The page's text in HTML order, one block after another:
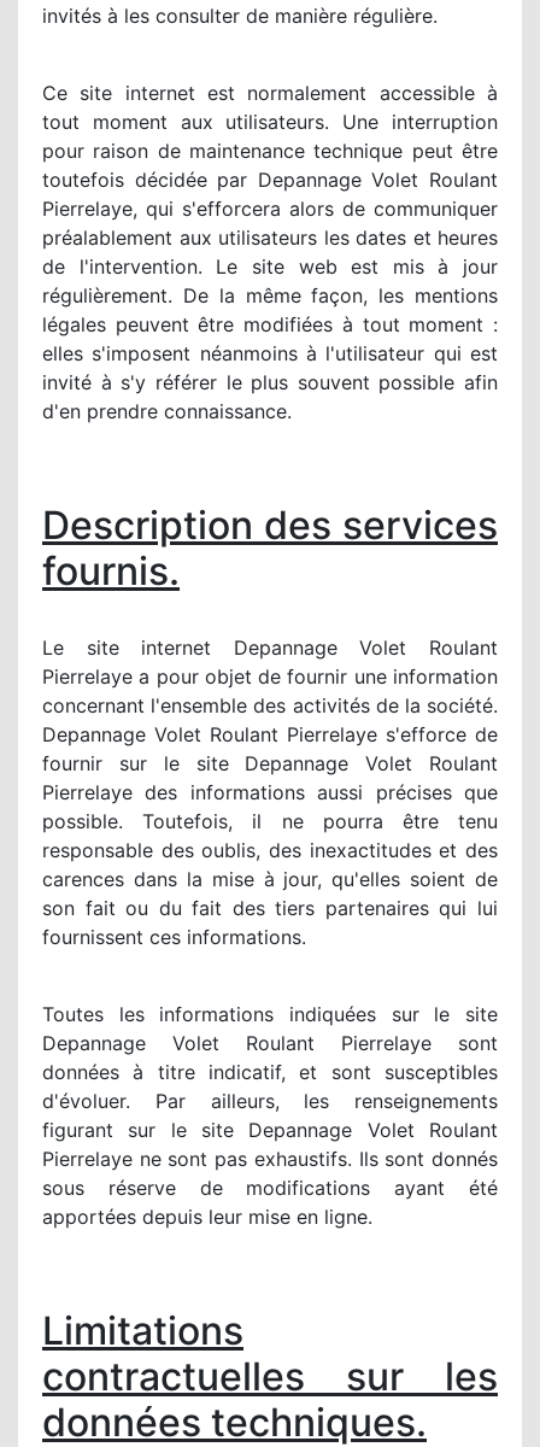
invités à les consulter de manière régulière.
Ce site internet est normalement accessible à
tout moment aux utilisateurs. Une interruption
pour raison de maintenance technique peut être
toutefois décidée par Depannage Volet Roulant
Pierrelaye, qui s'efforcera alors de communiquer
préalablement aux utilisateurs les dates et heures
de l'intervention. Le site web est mis à jour
régulièrement. De la même façon, les mentions
légales peuvent être modifiées à tout moment :
elles s'imposent néanmoins à l'utilisateur qui est
invité à s'y référer le plus souvent possible afin
d'en prendre connaissance.
Description des services
fournis.
Le site internet Depannage Volet Roulant
Pierrelaye a pour objet de fournir une information
concernant l'ensemble des activités de la société.
Depannage Volet Roulant Pierrelaye s'efforce de
fournir sur le site Depannage Volet Roulant
Pierrelaye des informations aussi précises que
possible. Toutefois, il ne pourra être tenu
responsable des oublis, des inexactitudes et des
carences dans la mise à jour, qu'elles soient de
son fait ou du fait des tiers partenaires qui lui
fournissent ces informations.
Toutes les informations indiquées sur le site
Depannage Volet Roulant Pierrelaye sont
données à titre indicatif, et sont susceptibles
d'évoluer. Par ailleurs, les renseignements
figurant sur le site Depannage Volet Roulant
Pierrelaye ne sont pas exhaustifs. Ils sont donnés
sous réserve de modifications ayant été
apportées depuis leur mise en ligne.
Limitations
contractuelles sur les
données techniques.